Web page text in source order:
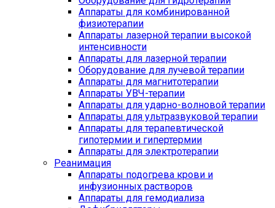
Аппараты для комбинированной
физиотерапии
Аппараты лазерной терапии высокой
интенсивности
Аппараты для лазерной терапии
Оборудование для лучевой терапии
Аппараты для магнитотерапии
Аппараты УВЧ-терапии
Аппараты для ударно-волновой терапии
Аппараты для ультразвуковой терапии
Аппараты для терапевтической
гипотермии и гипертермии
Аппараты для электротерапии
Реанимация
Аппараты подогрева крови и
инфузионных растворов
Аппараты для гемодиализа